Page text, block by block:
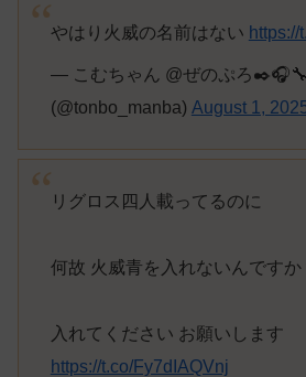
やはり火威の名前はない
— こむちゃん @ぜのぷろ
(@tonbo_manba) August 1,
リグロス四人載ってるのに
何故 火威青を入れないんですか
入れてください お願いします
https://t.co/Fy7dIAQVnj